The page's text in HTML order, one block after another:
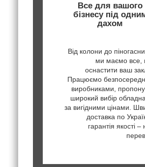
Все для вашого
бізнесу під
дахом
Від колони до
ми маємо все,
оснастити ваш
Працюємо
виробниками,
широкий вибір
за вигідними цінами.
доставка по
гарантія якості –